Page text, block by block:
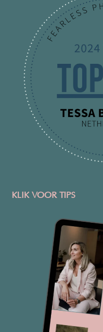
KLIK VOOR TIPS